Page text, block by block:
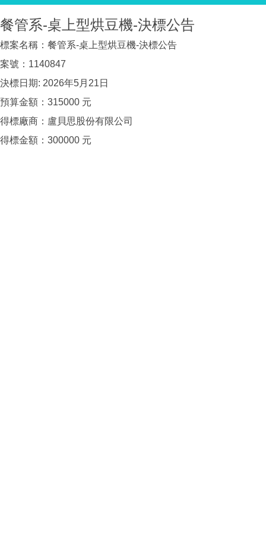
餐管系-桌上型烘豆機-決標公告
標案名稱：餐管系-桌上型烘豆機-決標公告
案號：1140847
決標日期: 2026年5月21日
預算金額：315000 元
得標廠商：盧貝思股份有限公司
得標金額：300000 元